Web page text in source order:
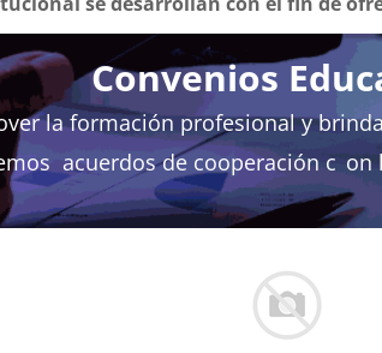
Convenios
la formación profesional y
acuerdos de cooperación c on